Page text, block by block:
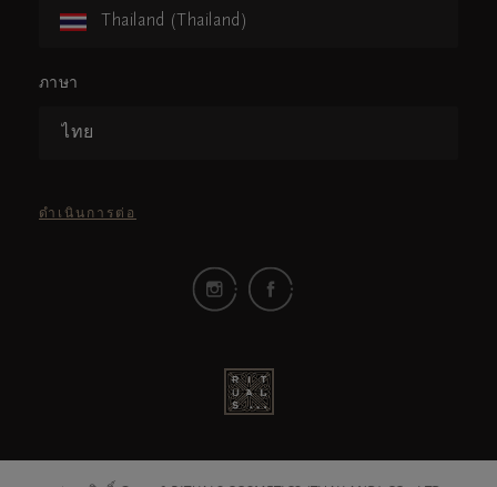
Thailand (Thailand)
ภาษา
ไทย
ดำเนินการต่อ